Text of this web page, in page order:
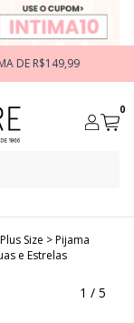
DE R$149,99
0
Size >Pijama
e Estrelas
1 / 5